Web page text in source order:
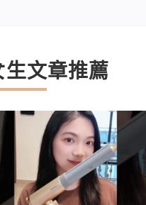
文章推薦